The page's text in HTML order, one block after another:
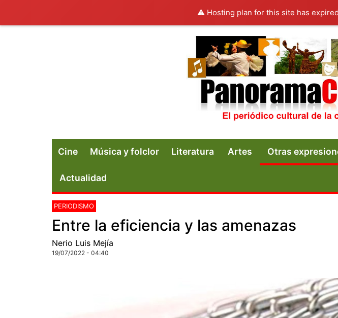
⚠️ Hosting plan for this site has
Cine Música y folclor Literatura Artes Otras
Actualidad
PERIODISMO
Entre la eficiencia y las amenazas
Nerio Luis Mejía
19/07/2022 - 04:40